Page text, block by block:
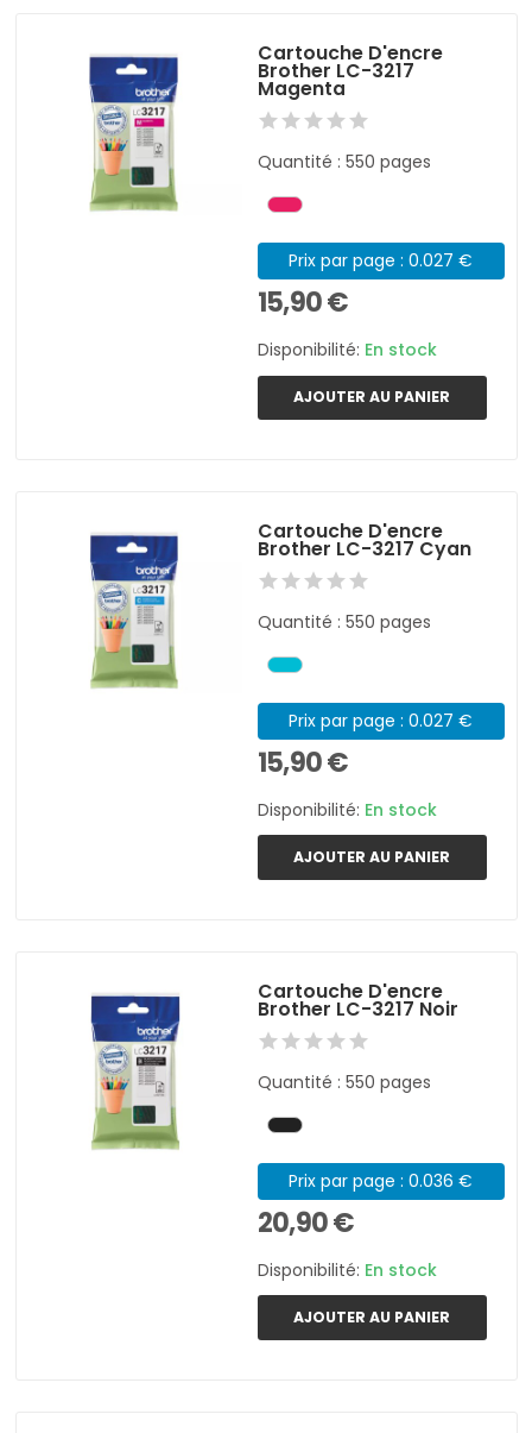
Cartouche D'encre
Brother LC-3217
Magenta
Quantité : 550 pages
Prix par page : 0.027 €
15,90 €
Disponibilité: En stock
AJOUTER AU PANIER
Cartouche D'encre
Brother LC-3217 Cyan
Quantité : 550 pages
Prix par page : 0.027 €
15,90 €
Disponibilité: En stock
AJOUTER AU PANIER
Cartouche D'encre
Brother LC-3217 Noir
Quantité : 550 pages
Prix par page : 0.036 €
20,90 €
Disponibilité: En stock
AJOUTER AU PANIER